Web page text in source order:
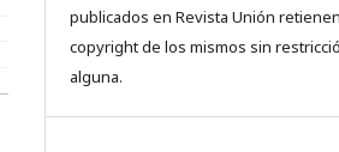
publicados en Revista Unión
copyright de los mismos sin
alguna.